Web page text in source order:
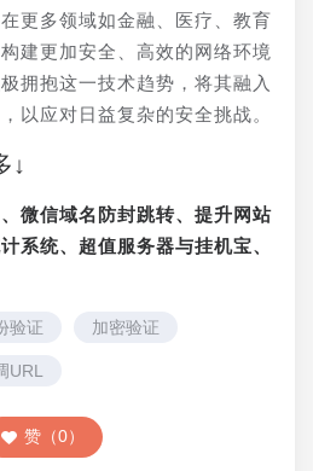
更多领域如金融、医疗、教育
建更加安全、高效的网络环境
拥抱这一技术趋势，将其融入
以应对日益复杂的安全挑战。
↓
微信域名防封跳转、提升网站
系统、超值服务器与挂机宝、
验证 加密验证
URL
赞（0）